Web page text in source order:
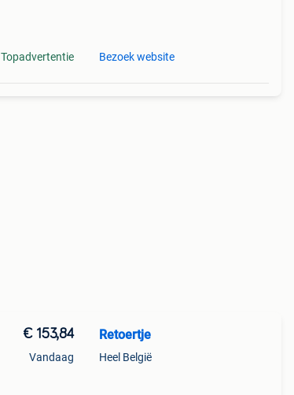
Topadvertentie Bezoek website
€ 153,84
Vandaag
Retoertje
Heel België